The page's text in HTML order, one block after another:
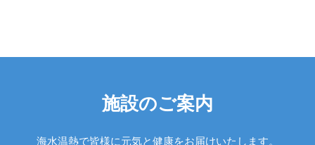
施設のご案内
海水温熱で皆様に元気と健康をお届けいたします。